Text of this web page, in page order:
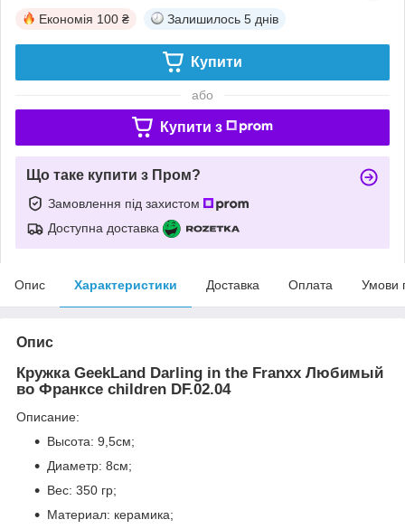
Економія 100 ₴ Залишилось 5 днів
Купити
або
Купити з
Що таке купити з Пром?
Замовлення під захистом
Доступна доставка
Опис Характеристики Доставка Оплата Умови
Опис
Кружка GeekLand Darling in the Franxx Любимый
во Франксе children DF.02.04
Описание:
Высота: 9,5см;
Диаметр: 8см;
Вес: 350 гр;
Материал: керамика;